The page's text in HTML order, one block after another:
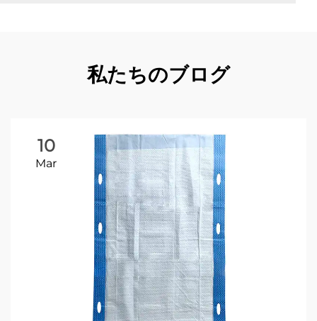
私たちのブログ
10
Mar